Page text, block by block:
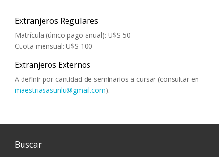
Extranjeros Regulares
Matrícula (único pago anual): U$S 50
Cuota mensual: U$S 100
Extranjeros Externos
A definir por cantidad de seminarios a cursar (consultar en
maestriasasunlu@gmail.com).
Buscar